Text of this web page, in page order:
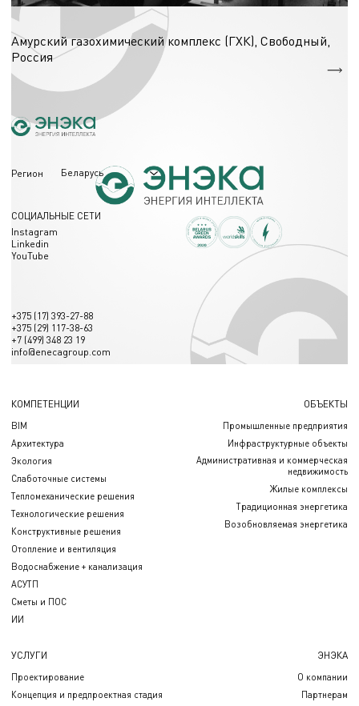
Сети (тепло-, водо-, электро-, газоснабжения)
Амурский газохимический комплекс (ГХК), Свободный,
Россия
Сети водоснабжения - 10440 м.
Регион Беларусь
СОЦИАЛЬНЫЕ СЕТИ
Instagram
Linkedin
YouTube
+375 (17) 393-27-88
+375 (29) 117-38-63
+7 (499) 348 23 19
info@enecagroup.com
КОМПЕТЕНЦИИ
BIM
Архитектура
Экология
Слаботочные системы
Тепломеханические решения
Технологические решения
Конструктивные решения
Отопление и вентиляция
Водоснабжение + канализация
АСУТП
Сметы и ПОС
ИИ
ОБЪЕКТЫ
Промышленные предприятия
Инфраструктурные объекты
Административная и коммерческая
недвижимость
Жилые комплексы
Традиционная энергетика
Возобновляемая энергетика
УСЛУГИ
Проектирование
Концепция и предпроектная стадия
ЭНЭКА
О компании
Партнерам